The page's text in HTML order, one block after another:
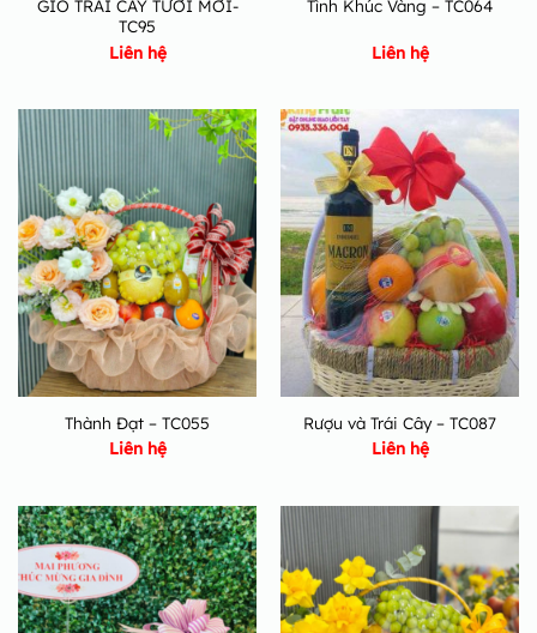
GIỎ TRÁI CÂY TƯƠI MỚI-
TC95
Liên hệ
Tình Khúc Vàng – TC064
Liên hệ
Thành Đạt – TC055
Liên hệ
Rượu và Trái Cây – TC087
Liên hệ